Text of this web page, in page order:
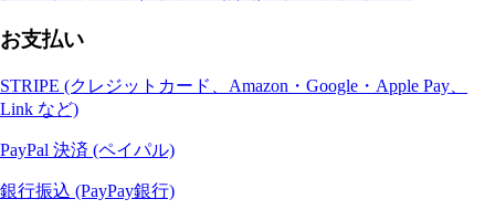
お支払い
STRIPE (クレジットカード、Amazon・Google・Apple Pay、
Link など)
PayPal 決済 (ペイパル)
銀行振込 (PayPay銀行)